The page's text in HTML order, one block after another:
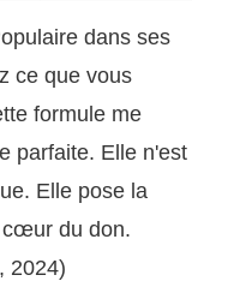
dans ses
ce que vous
formule me
parfaite. Elle n'est
Elle pose la
cœur du don.
2024)